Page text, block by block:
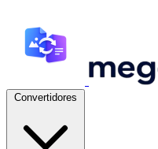
Convertidores